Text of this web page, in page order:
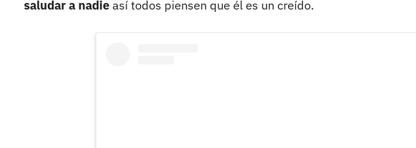
saludar a nadie así todos piensen que él es un creído.